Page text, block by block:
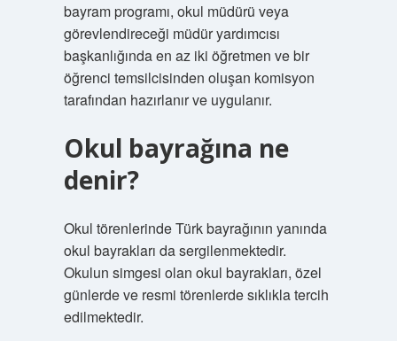
bayram programı, okul müdürü veya
görevlendireceği müdür yardımcısı
başkanlığında en az iki öğretmen ve bir
öğrenci temsilcisinden oluşan komisyon
tarafından hazırlanır ve uygulanır.
Okul bayrağına ne
denir?
Okul törenlerinde Türk bayrağının yanında
okul bayrakları da sergilenmektedir.
Okulun simgesi olan okul bayrakları, özel
günlerde ve resmi törenlerde sıklıkla tercih
edilmektedir.